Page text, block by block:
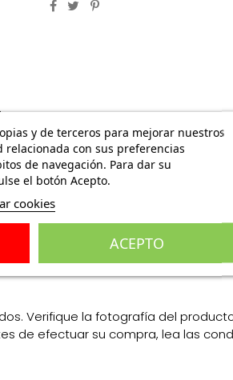
Verifique la fotografía del
de efectuar su compra, lea las
y de terceros para mejorar nuestros
con sus preferencias
de navegación. Para dar su
el botón Acepto.
cookies
ACEPTO